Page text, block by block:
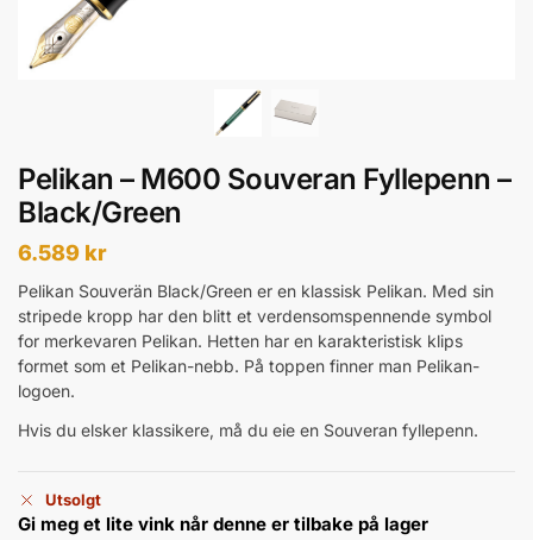
Pelikan – M600 Souveran Fyllepenn –
Black/Green
6.589 kr
Pelikan Souverän Black/Green er en klassisk Pelikan. Med sin
stripede kropp har den blitt et verdensomspennende symbol
for merkevaren Pelikan. Hetten har en karakteristisk klips
formet som et Pelikan-nebb. På toppen finner man Pelikan-
logoen.
Hvis du elsker klassikere, må du eie en Souveran fyllepenn.
Utsolgt
Gi meg et lite vink når denne er tilbake på lager